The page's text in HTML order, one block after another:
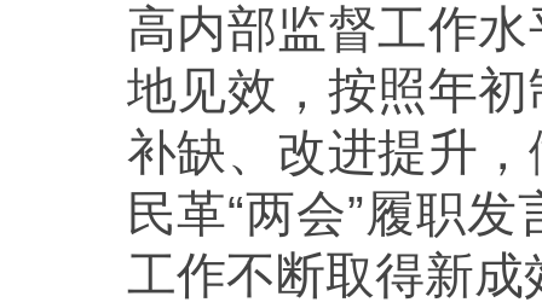
高内部监督工作
地见效，按照年
补缺、改进提升
民革“两会”履职
工作不断取得新